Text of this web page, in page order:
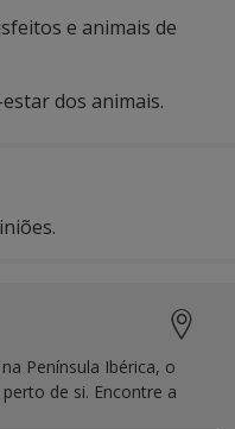
e animais de
dos animais.
Península Ibérica, o
de si. Encontre a